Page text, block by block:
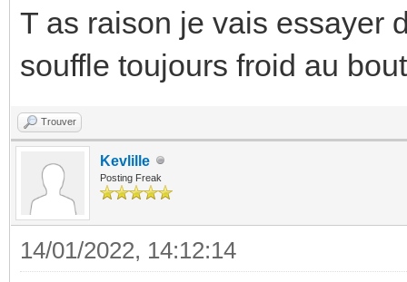
T as raison je vais essayer
souffle toujours froid au
Trouver
Kevlille
Posting Freak
14/01/2022, 14:12:14